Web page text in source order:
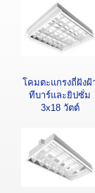
โคมตะแกรงถี่ฝังฝ้
ทีบาร์และยิปซั่ม
3x18 วัตต์